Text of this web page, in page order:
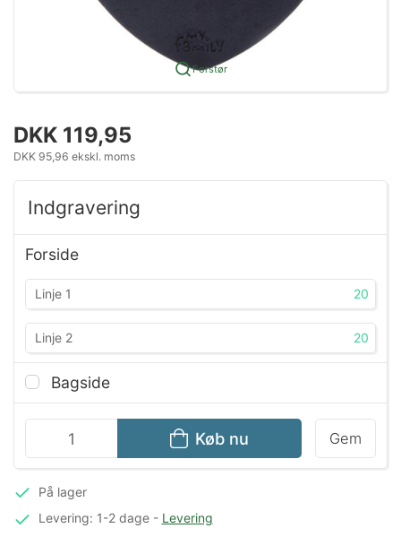
Forstør
DKK 119,95
DKK 95,96 ekskl. moms
Indgravering
Køb nu Gem
Forside
20
20
Bagside
På lager
Levering: 1-2 dage- Levering